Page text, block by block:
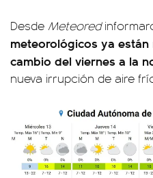
Desde Meteored
meteorológicos ya
cambio del viernes a la
nueva irrupción de aire